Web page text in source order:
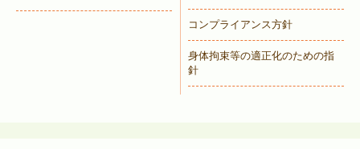
コンプライアンス方針
身体拘束等の適正化のための指
針